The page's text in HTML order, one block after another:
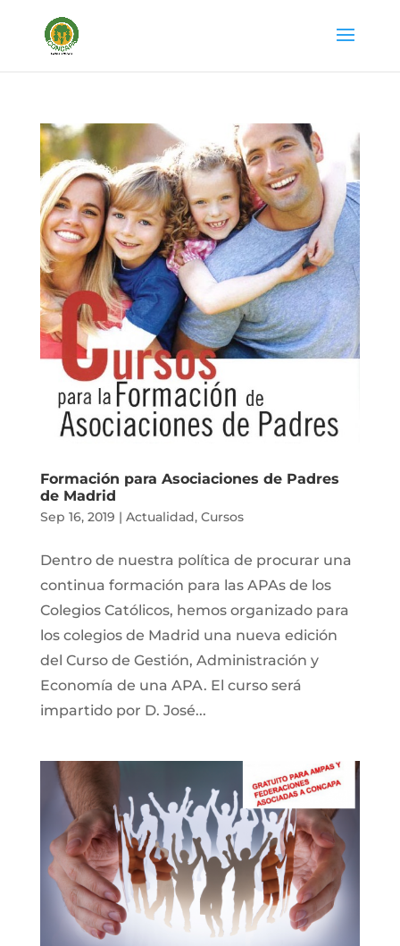
Formación para Asociaciones de Padres
de Madrid
Sep 16, 2019 | Actualidad, Cursos
Dentro de nuestra política de procurar una
continua formación para las APAs de los
Colegios Católicos, hemos organizado para
los colegios de Madrid una nueva edición
del Curso de Gestión, Administración y
Economía de una APA. El curso será
impartido por D. José...